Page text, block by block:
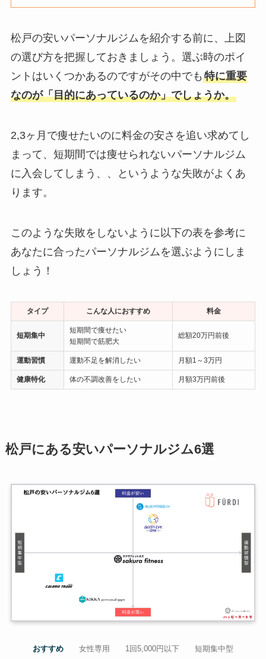
松戸の安いパーソナルジムを紹介する前に、上図
の選び方を把握しておきましょう。選ぶ時のポイ
ントはいくつかあるのですがその中でも 特に重要
なのが「目的にあっているのか」でしょうか。
2,3ヶ月で痩せたいのに料金の安さを追い求めてし
まって、短期間では痩せられないパーソナルジム
に入会してしまう、、というような失敗がよくあ
ります。
このような失敗をしないように以下の表を参考に
あなたに合ったパーソナルジムを選ぶようにしま
しょう！
タイプ こんな人におすすめ 料金
短期集中
短期間で痩せたい
短期間で筋肥大
総額20万円前後
運動習慣 運動不足を解消したい 月額1～3万円
健康特化 体の不調改善をしたい 月額3万円前後
松戸にある安いパーソナルジム6選
おすすめ 女性専用 1回5,000円以下 短期集中型